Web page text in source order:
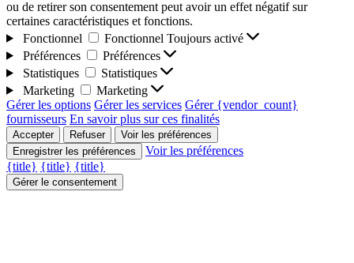
ou de retirer son consentement peut avoir un effet négatif sur
certaines caractéristiques et fonctions.
Fonctionnel
Fonctionnel Toujours activé
Préférences
Préférences
Statistiques
Statistiques
Marketing
Marketing
Gérer les options Gérer les services Gérer {vendor_count}
fournisseurs En savoir plus sur ces finalités
Accepter Refuser
Voir les préférences
Enregistrer les préférences
Voir les préférences
{title} {title} {title}
Gérer le consentement